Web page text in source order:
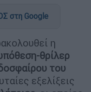
στη Google
η
θρίλερ
του
εξελίξεις